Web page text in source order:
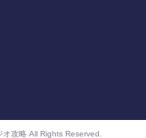
オ攻略 All Rights Reserved.